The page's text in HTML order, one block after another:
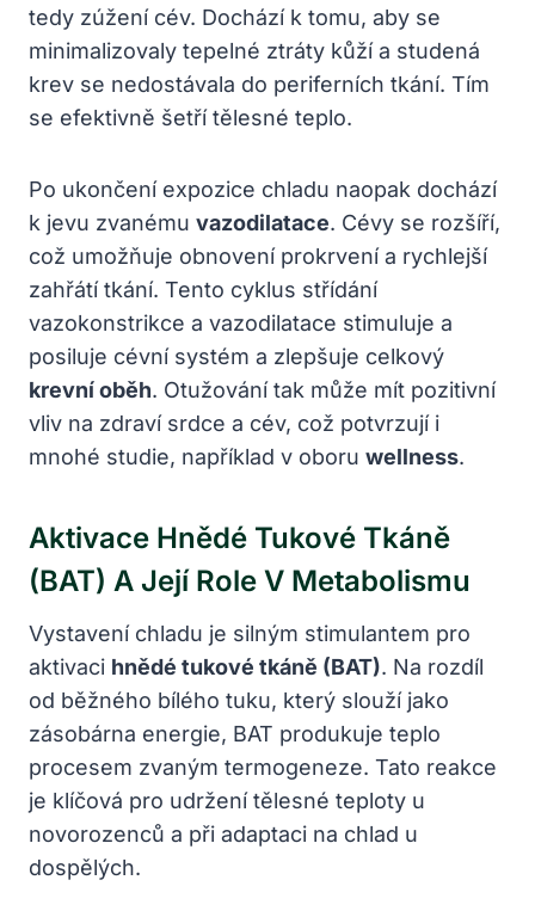
tedy zúžení cév. Dochází k tomu, aby se
minimalizovaly tepelné ztráty kůží a studená
krev se nedostávala do periferních tkání. Tím
se efektivně šetří tělesné teplo.
Po ukončení expozice chladu naopak dochází
k jevu zvanému vazodilatace. Cévy se rozšíří,
což umožňuje obnovení prokrvení a rychlejší
zahřátí tkání. Tento cyklus střídání
vazokonstrikce a vazodilatace stimuluje a
posiluje cévní systém a zlepšuje celkový
krevní oběh. Otužování tak může mít pozitivní
vliv na zdraví srdce a cév, což potvrzují i
mnohé studie, například v oboru wellness.
Aktivace Hnědé Tukové Tkáně
(BAT) A Její Role V Metabolismu
Vystavení chladu je silným stimulantem pro
aktivaci hnědé tukové tkáně (BAT). Na rozdíl
od běžného bílého tuku, který slouží jako
zásobárna energie, BAT produkuje teplo
procesem zvaným termogeneze. Tato reakce
je klíčová pro udržení tělesné teploty u
novorozenců a při adaptaci na chlad u
dospělých.